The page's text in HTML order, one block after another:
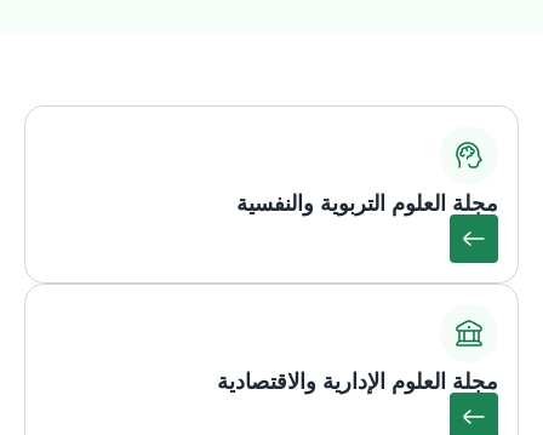
مجلة العلوم التربوية والنفسية
مجلة العلوم الإدارية والاقتصادية